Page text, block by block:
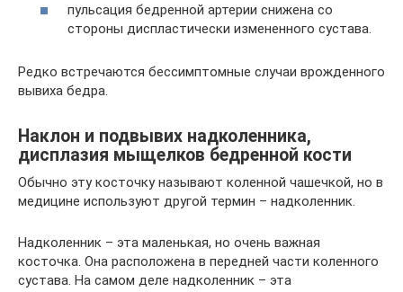
пульсация бедренной артерии снижена со
стороны диспластически измененного сустава.
Редко встречаются бессимптомные случаи врожденного
вывиха бедра.
Наклон и подвывих надколенника,
дисплазия мыщелков бедренной кости
Обычно эту косточку называют коленной чашечкой, но в
медицине используют другой термин – надколенник.
Надколенник – эта маленькая, но очень важная
косточка. Она расположена в передней части коленного
сустава. На самом деле надколенник – эта